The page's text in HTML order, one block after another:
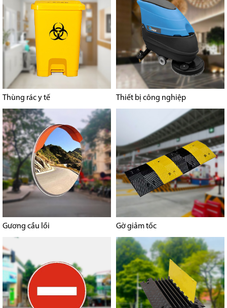
Thùng rác y tế Thiết bị công nghiệp
Gương cầu lồi Gờ giảm tốc